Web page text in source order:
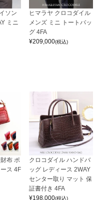
ソン
ミニ
ヒマラヤ クロコダイル
メンズ ミニ トートバッ
グ 4FA
¥209,000(税込)
布 ポ
ス 4F
クロコダイル ハンドバ
ッグ レディース 2WAY
センター取り マット 保
証書付き 4FA
¥198,000(税込)